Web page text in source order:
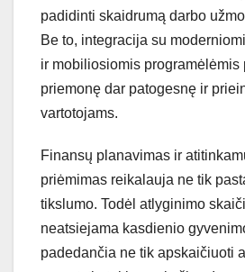
padidinti skaidrumą darbo
Be to, integracija su
ir mobiliosiomis programėlėmis
priemonę dar patogesnę ir
vartotojams.
Finansų planavimas ir
priėmimas reikalauja ne tik
tikslumo. Todėl atlyginimo
neatsiejama kasdienio
padedančia ne tik apskaičiuoti